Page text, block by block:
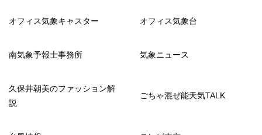
オフィス気象キャスター オフィス気象台
南気象予報士事務所 気象ニュース
久保井朝美のファッション解
説
ごちゃ混ぜ能天気TALK